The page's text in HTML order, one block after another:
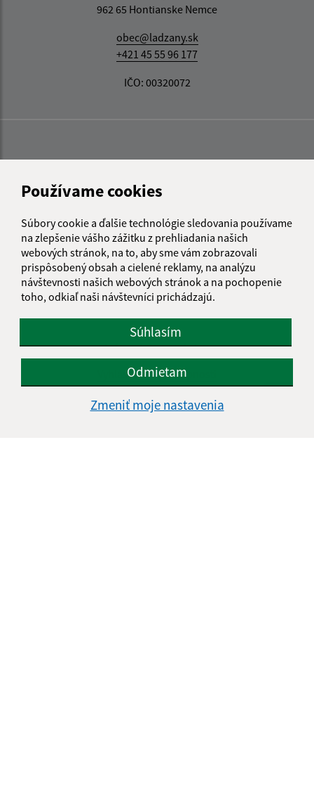
Používame cookies
Súbory cookie a ďalšie technológie sledovania používame
na zlepšenie vášho zážitku z prehliadania našich
webových stránok, na to, aby sme vám zobrazovali
prispôsobený obsah a cielené reklamy, na analýzu
návštevnosti našich webových stránok a na pochopenie
toho, odkiaľ naši návštevníci prichádzajú.
Súhlasím
Odmietam
Zmeniť moje nastavenia
962 65 Hontianske Nemce
obec@ladzany.sk
+421 45 55 96 177
IČO: 00320072
Informácie o stránke:
Vyhlásenie o prístupnosti
Autorské práva
Ochrana osobných údajov